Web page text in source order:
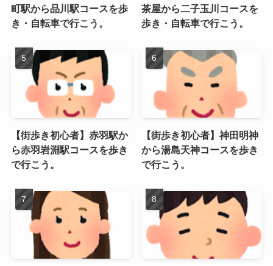
町駅から品川駅コースを歩
き・自転車で行こう。
茶屋から二子玉川コースを
歩き・自転車で行こう。
【街歩き初心者】赤羽駅か
ら赤羽岩淵駅コースを歩き
で行こう。
【街歩き初心者】神田明神
から湯島天神コースを歩き
で行こう。